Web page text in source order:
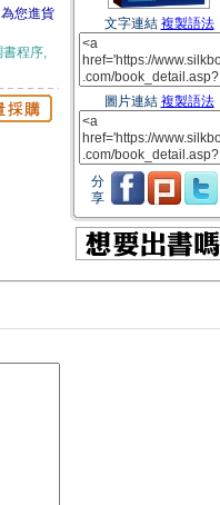
您進貨
程序,
文字連結 複製語法
圖片連結 複製語法
分
享